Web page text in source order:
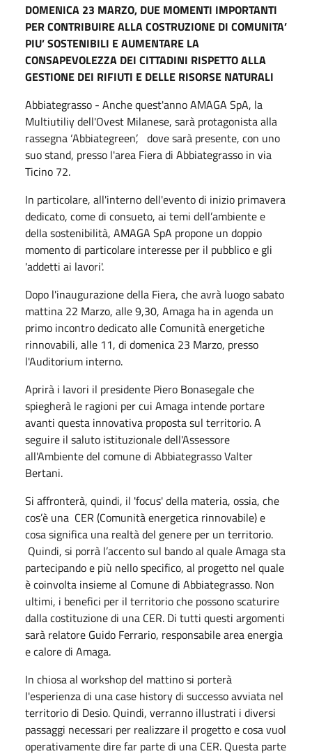
DOMENICA 23 MARZO, DUE MOMENTI IMPORTANTI
PER CONTRIBUIRE ALLA COSTRUZIONE DI COMUNITA’
PIU’ SOSTENIBILI E AUMENTARE LA
CONSAPEVOLEZZA DEI CITTADINI RISPETTO ALLA
GESTIONE DEI RIFIUTI E DELLE RISORSE NATURALI
Abbiategrasso - Anche quest'anno AMAGA SpA, la
Multiutiliy dell'Ovest Milanese, sarà protagonista alla
rassegna ‘Abbiategreen’, dove sarà presente, con uno
suo stand, presso l'area Fiera di Abbiategrasso in via
Ticino 72.
In particolare, all'interno dell'evento di inizio primavera
dedicato, come di consueto, ai temi dell’ambiente e
della sostenibilità, AMAGA SpA propone un doppio
momento di particolare interesse per il pubblico e gli
'addetti ai lavori'.
Dopo l'inaugurazione della Fiera, che avrà luogo sabato
mattina 22 Marzo, alle 9,30, Amaga ha in agenda un
primo incontro dedicato alle Comunità energetiche
rinnovabili, alle 11, di domenica 23 Marzo, presso
l'Auditorium interno.
Aprirà i lavori il presidente Piero Bonasegale che
spiegherà le ragioni per cui Amaga intende portare
avanti questa innovativa proposta sul territorio. A
seguire il saluto istituzionale dell'Assessore
all'Ambiente del comune di Abbiategrasso Valter
Bertani.
Si affronterà, quindi, il 'focus' della materia, ossia, che
cos’è una CER (Comunità energetica rinnovabile) e
cosa significa una realtà del genere per un territorio.
Quindi, si porrà l’accento sul bando al quale Amaga sta
partecipando e più nello specifico, al progetto nel quale
è coinvolta insieme al Comune di Abbiategrasso. Non
ultimi, i benefici per il territorio che possono scaturire
dalla costituzione di una CER. Di tutti questi argomenti
sarà relatore Guido Ferrario, responsabile area energia
e calore di Amaga.
In chiosa al workshop del mattino si porterà
l'esperienza di una case history di successo avviata nel
territorio di Desio. Quindi, verranno illustrati i diversi
passaggi necessari per realizzare il progetto e cosa vuol
operativamente dire far parte di una CER. Questa parte